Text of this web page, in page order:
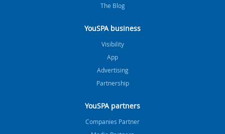
The Blog
YouSPA business
Visibility
App
Advertising
Partnership
YouSPA partners
Companies Partner